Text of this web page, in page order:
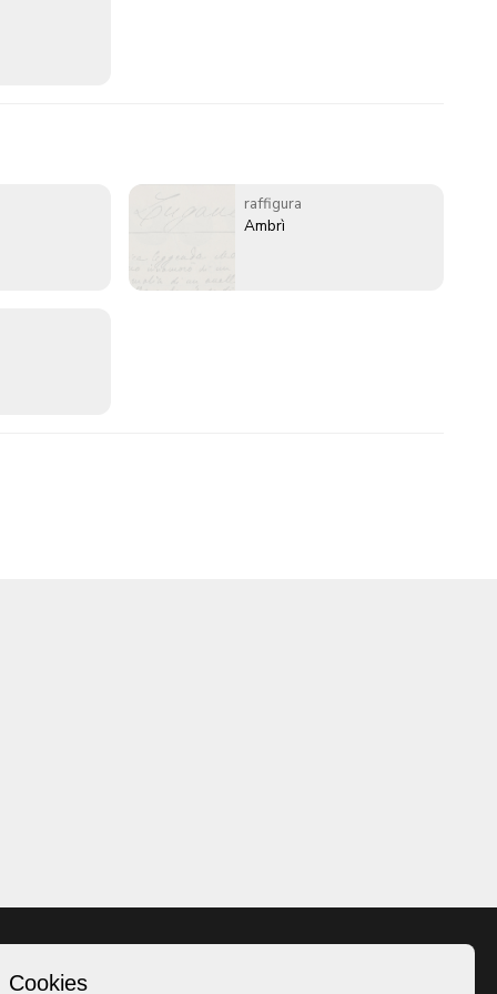
raffigura
Ambrì
Cookies